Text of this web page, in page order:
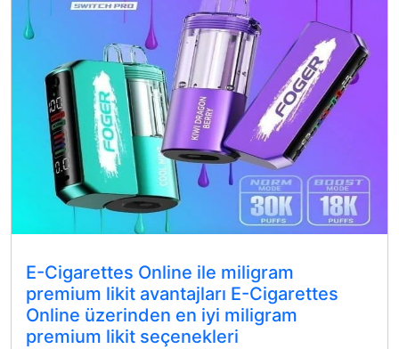
E-Cigarettes Online ile miligram
premium likit avantajları E-Cigarettes
Online üzerinden en iyi miligram
premium likit seçenekleri